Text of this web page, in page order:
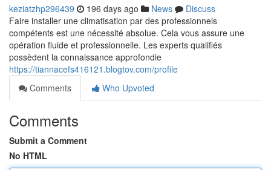
keziatzhp296439 196 days ago News
Discuss
Faire installer une climatisation par des professionnels
compétents est une nécessité absolue. Cela vous assure une
opération fluide et professionnelle. Les experts qualifiés
possèdent la connaissance approfondie
https://tiannacefs416121.blogtov.com/profile
Comments
Who Upvoted
Comments
Submit a Comment
No HTML